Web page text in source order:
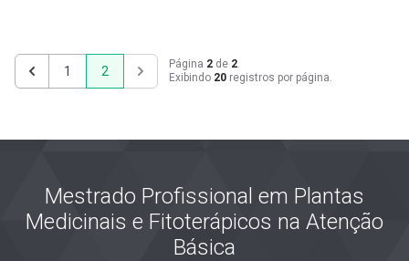
Anterior
1 2
Próximo
Página 2 de 2.
Exibindo 20 registros por página.
Mestrado Profissional em Plantas
Medicinais e Fitoterápicos na Atenção
Básica